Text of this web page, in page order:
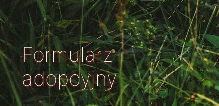
Formularz
adopcyjny